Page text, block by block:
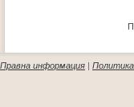
Правна информация |